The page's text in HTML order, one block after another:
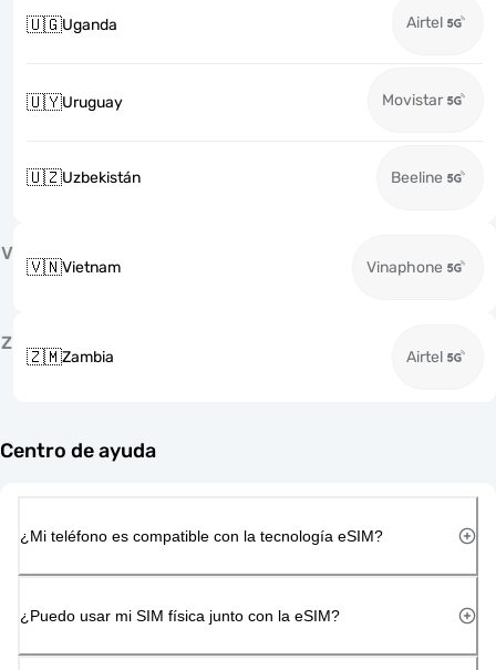
🇺🇬Uganda Airtel
🇺🇾Uruguay Movistar
🇺🇿Uzbekistán Beeline
V
🇻🇳Vietnam Vinaphone
Z
🇿🇲Zambia Airtel
Centro de ayuda
¿Mi teléfono es compatible con la tecnología eSIM?
¿Puedo usar mi SIM física junto con la eSIM?